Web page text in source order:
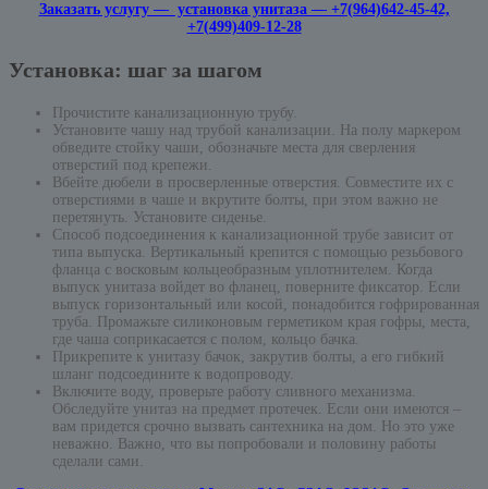
Заказать услугу — установка унитаза — +7(964)642-45-42,
+7(499)409-12-28
Установка: шаг за шагом
Прочистите канализационную трубу.
Установите чашу над трубой канализации. На полу маркером
обведите стойку чаши, обозначьте места для сверления
отверстий под крепежи.
Вбейте дюбели в просверленные отверстия. Совместите их с
отверстиями в чаше и вкрутите болты, при этом важно не
перетянуть. Установите сиденье.
Способ подсоединения к канализационной трубе зависит от
типа выпуска. Вертикальный крепится с помощью резьбового
фланца с восковым кольцеобразным уплотнителем. Когда
выпуск унитаза войдет во фланец, поверните фиксатор. Если
выпуск горизонтальный или косой, понадобится гофрированная
труба. Промажьте силиконовым герметиком края гофры, места,
где чаша соприкасается с полом, кольцо бачка.
Прикрепите к унитазу бачок, закрутив болты, а его гибкий
шланг подсоедините к водопроводу.
Включите воду, проверьте работу сливного механизма.
Обследуйте унитаз на предмет протечек. Если они имеются –
вам придется срочно вызвать сантехника на дом. Но это уже
неважно. Важно, что вы попробовали и половину работы
сделали сами.